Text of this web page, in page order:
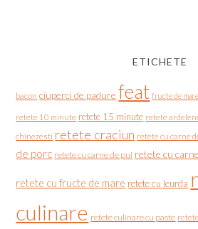
ETICHETE
bacon ciuperci de padure feat fructe de mare
retete 10 minute retete 15 minute retete
chinezesti retete craciun retete cu carne
de porc retete cu carne de pui retete cu
retete cu fructe de mare retete cu leurda
culinare retete culinare cu paste